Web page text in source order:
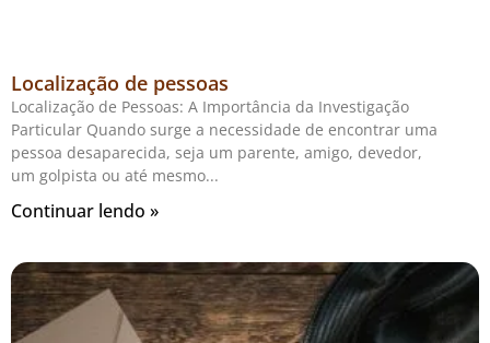
Localização de pessoas
Localização de Pessoas: A Importância da Investigação
Particular Quando surge a necessidade de encontrar uma
pessoa desaparecida, seja um parente, amigo, devedor,
um golpista ou até mesmo
Continuar lendo »